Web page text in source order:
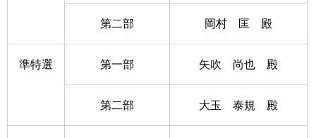
第二部 岡村 匡 殿
準特選 第一部 矢吹 尚也 殿
第二部 大玉 泰規 殿